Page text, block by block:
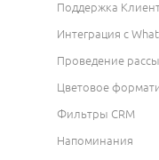
Поддержка
Интеграция с
Проведение
Цветовое
Фильтры CRM
Напоминания